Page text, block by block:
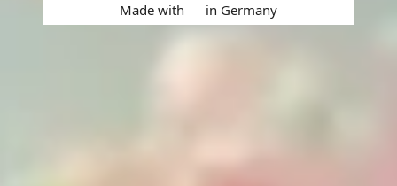
Made with
in Germany